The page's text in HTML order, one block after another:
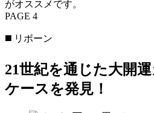
がオススメです。
PAGE 4
◼️ リボーン
21世紀を通じた大開
ケースを発見！